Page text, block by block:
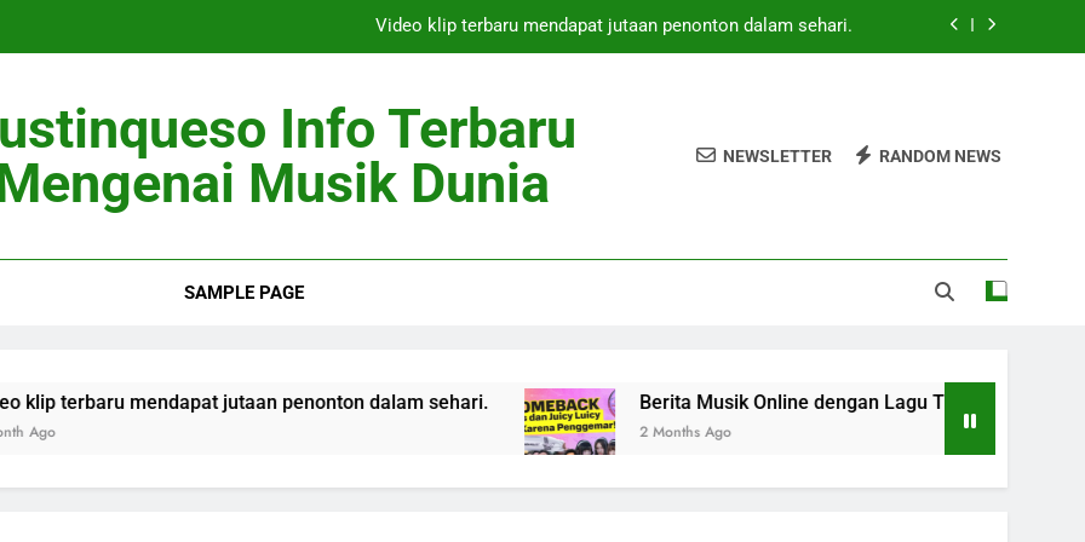
Video klip terbaru mendapat jutaan penonton dalam sehari.
Artis Top Dunia Rilis Lagu Baru Mei 2026 Heboh Global
Penyanyi Pendatang Baru Curi Perhatian Pecinta Musik
Info Terbaru
Musik Dunia
NEWSLETTER RANDOM NEWS
SAMPLE PAGE
mendapat jutaan penonton dalam sehari. Berita Musik Online dengan Lagu Trending Masa Kini
2 Months Ago